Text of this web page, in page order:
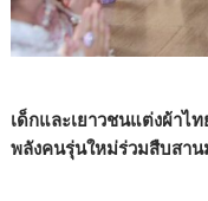
เด็กและเยาวชนแต่งผ้าไ
พลังคนรุ่นใหม่ร่วมสืบสา